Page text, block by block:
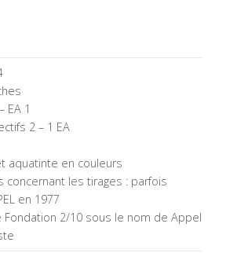
EA 1
2 – 1 EA
aquatinte en couleurs
concernant les tirages : parfois
en 1977
Fondation 2/10 sous le nom de Appel